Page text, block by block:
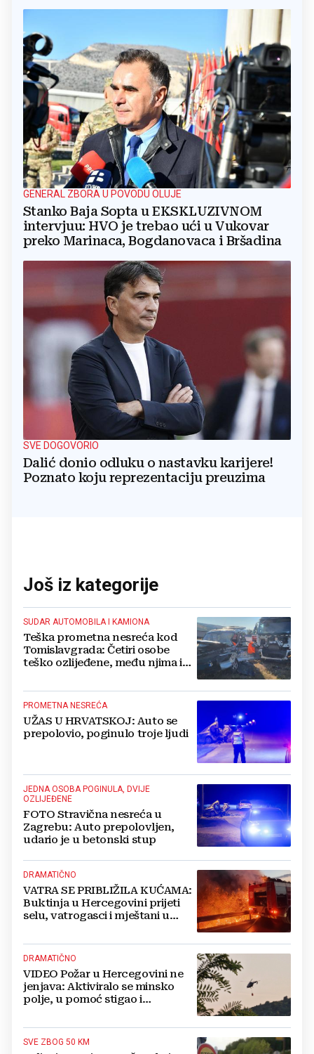
GENERAL ZBORA U POVODU OLUJE
Stanko Baja Sopta u EKSKLUZIVNOM
intervjuu: HVO je trebao ući u Vukovar
preko Marinaca, Bogdanovaca i Bršadina
SVE DOGOVORIO
Dalić donio odluku o nastavku karijere!
Poznato koju reprezentaciju preuzima
Još iz kategorije
SUDAR AUTOMOBILA I KAMIONA
Teška prometna nesreća kod
Tomislavgrada: Četiri osobe
teško ozlijeđene, među njima i
PROMETNA NESREĆA
UŽAS U HRVATSKOJ: Auto se
prepolovio, poginulo troje ljudi
JEDNA OSOBA POGINULA, DVIJE
OZLIJEĐENE
FOTO Stravična nesreća u
Zagrebu: Auto prepolovljen,
udario je u betonski stup
DRAMATIČNO
VATRA SE PRIBLIŽILA KUĆAMA:
Buktinja u Hercegovini prijeti
selu, vatrogasci i mještani u
DRAMATIČNO
VIDEO Požar u Hercegovini ne
jenjava: Aktiviralo se minsko
polje, u pomoć stigao i
SVE ZBOG 50 KM